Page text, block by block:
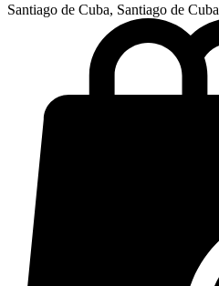
Santiago de Cuba, Santiago de Cuba